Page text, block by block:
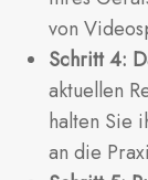
von
Schritt 4:
aktuellen
halten Sie
an die